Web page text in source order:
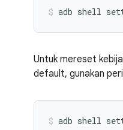
Untuk mereset
default, gunakan